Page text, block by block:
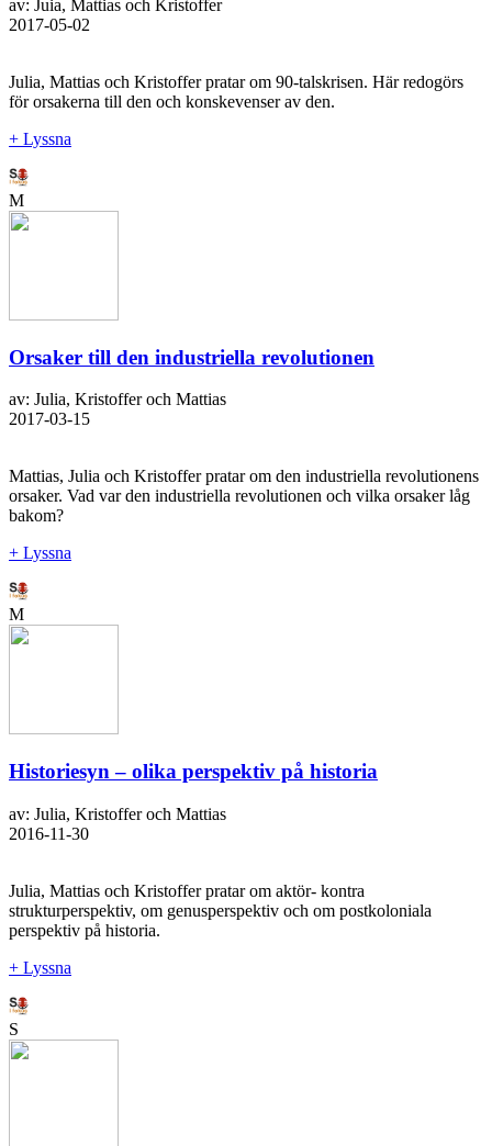
av: Juia, Mattias och Kristoffer
2017-05-02
Julia, Mattias och Kristoffer pratar om 90-talskrisen. Här redogörs
för orsakerna till den och konskevenser av den.
+ Lyssna
M
Orsaker till den industriella revolutionen
av: Julia, Kristoffer och Mattias
2017-03-15
Mattias, Julia och Kristoffer pratar om den industriella revolutionens
orsaker. Vad var den industriella revolutionen och vilka orsaker låg
bakom?
+ Lyssna
M
Historiesyn – olika perspektiv på historia
av: Julia, Kristoffer och Mattias
2016-11-30
Julia, Mattias och Kristoffer pratar om aktör- kontra
strukturperspektiv, om genusperspektiv och om postkoloniala
perspektiv på historia.
+ Lyssna
S